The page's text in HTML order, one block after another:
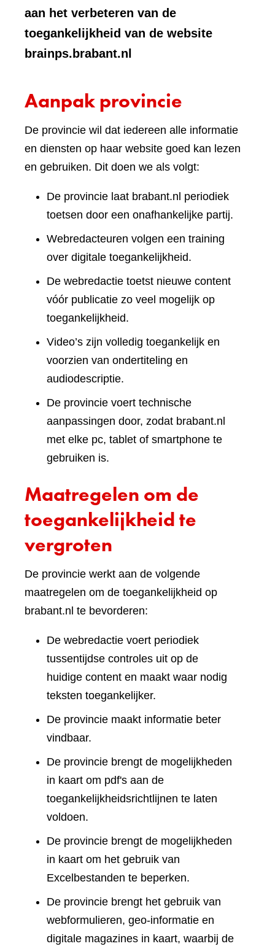
aan het verbeteren van de
toegankelijkheid van de website
brainps.brabant.nl
Aanpak provincie
De provincie wil dat iedereen alle informatie
en diensten op haar website goed kan lezen
en gebruiken. Dit doen we als volgt:
De provincie laat brabant.nl periodiek
toetsen door een onafhankelijke partij.
Webredacteuren volgen een training
over digitale toegankelijkheid.
De webredactie toetst nieuwe content
vóór publicatie zo veel mogelijk op
toegankelijkheid.
Video’s zijn volledig toegankelijk en
voorzien van ondertiteling en
audiodescriptie.
De provincie voert technische
aanpassingen door, zodat brabant.nl
met elke pc, tablet of smartphone te
gebruiken is.
Maatregelen om de
toegankelijkheid te
vergroten
De provincie werkt aan de volgende
maatregelen om de toegankelijkheid op
brabant.nl te bevorderen:
De webredactie voert periodiek
tussentijdse controles uit op de
huidige content en maakt waar nodig
teksten toegankelijker.
De provincie maakt informatie beter
vindbaar.
De provincie brengt de mogelijkheden
in kaart om pdf's aan de
toegankelijkheidsrichtlijnen te laten
voldoen.
De provincie brengt de mogelijkheden
in kaart om het gebruik van
Excelbestanden te beperken.
De provincie brengt het gebruik van
webformulieren, geo-informatie en
digitale magazines in kaart, waarbij de